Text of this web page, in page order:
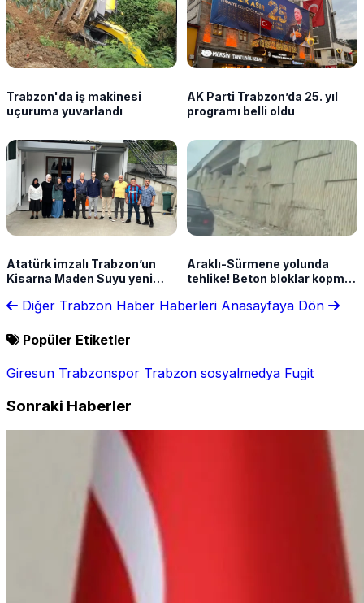
Trabzon'da iş makinesi
uçuruma yuvarlandı
AK Parti Trabzon’da 25. yıl
programı belli oldu
Atatürk imzalı Trabzon’un
Kisarna Maden Suyu yeni
Araklı-Sürmene yolunda
tehlike! Beton bloklar kopma
Diğer Trabzon Haber Haberleri Anasayfaya Dön
Popüler Etiketler
Giresun Trabzonspor Trabzon sosyalmedya Fugit
Sonraki Haberler